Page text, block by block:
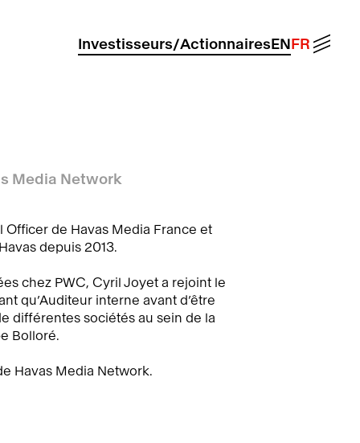
Investisseurs/Actionnaires EN FR Menu
Media Network
de Havas Media France et
depuis 2013.
chez PWC, Cyril Joyet a rejoint le
qu’Auditeur interne avant d’être
différentes sociétés au sein de la
Bolloré.
Havas Media Network.